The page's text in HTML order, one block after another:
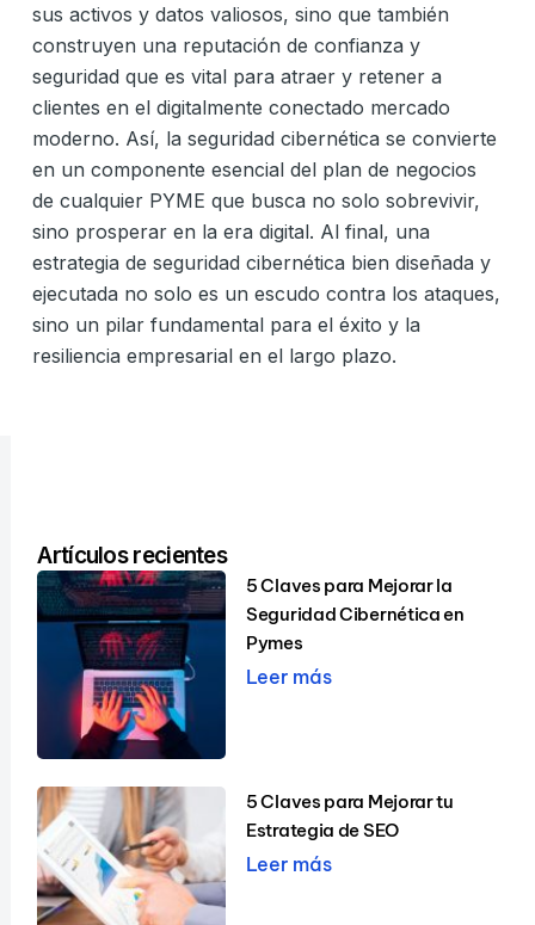
sus activos y datos valiosos, sino que también
construyen una reputación de confianza y
seguridad que es vital para atraer y retener a
clientes en el digitalmente conectado mercado
moderno. Así, la seguridad cibernética se convierte
en un componente esencial del plan de negocios
de cualquier PYME que busca no solo sobrevivir,
sino prosperar en la era digital. Al final, una
estrategia de seguridad cibernética bien diseñada y
ejecutada no solo es un escudo contra los ataques,
sino un pilar fundamental para el éxito y la
resiliencia empresarial en el largo plazo.
Artículos recientes
5 Claves para Mejorar la
Seguridad Cibernética en
Pymes
Leer más
5 Claves para Mejorar tu
Estrategia de SEO
Leer más